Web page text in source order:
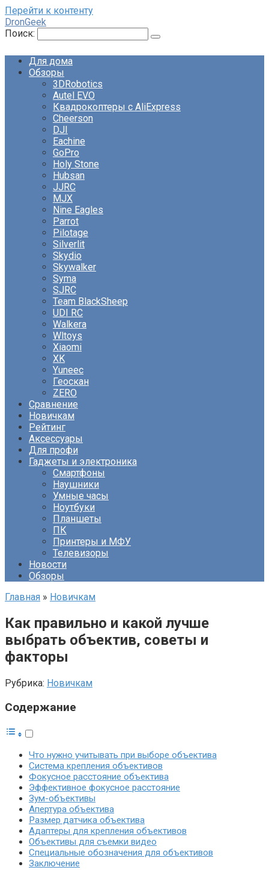
Перейти к контенту
DronGeek
Поиск:
Для дома
Обзоры
3DRobotics
Autel EVO
Квадрокоптеры с AliExpress
Cheerson
DJI
Eachine
GoPro
Holy Stone
Hubsan
JJRC
MJX
Nine Eagles
Parrot
Pilotage
Silverlit
Skydio
Skywalker
Syma
SJRC
Team BlackSheep
UDI RC
Walkera
Wltoys
Xiaomi
XK
Yuneec
Геоскан
ZERO
Сравнение
Новичкам
Рейтинг
Аксессуары
Для профи
Гаджеты и электроника
Смартфоны
Наушники
Умные часы
Ноутбуки
Планшеты
ПК
Принтеры и МФУ
Телевизоры
Новости
Обзоры
Главная » Новичкам
Как правильно и какой лучше
выбрать объектив, советы и
факторы
Рубрика: Новичкам
Содержание
Что нужно учитывать при выборе объектива
Система крепления объективов
Фокусное расстояние объектива
Эффективное фокусное расстояние
Зум-объективы
Апертура объектива
Размер датчика объектива
Адаптеры для крепления объективов
Объективы для съемки видео
Специальные обозначения для объективов
Заключение